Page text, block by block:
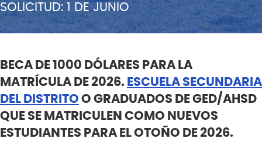
SOLICITUD: 1 DE JUNIO
BECA DE 1000 DÓLARES PARA LA
MATRÍCULA DE 2026. ESCUELA SECUNDARIA
DEL DISTRITO O GRADUADOS DE GED/AHSD
QUE SE MATRICULEN COMO NUEVOS
ESTUDIANTES PARA EL OTOÑO DE 2026.